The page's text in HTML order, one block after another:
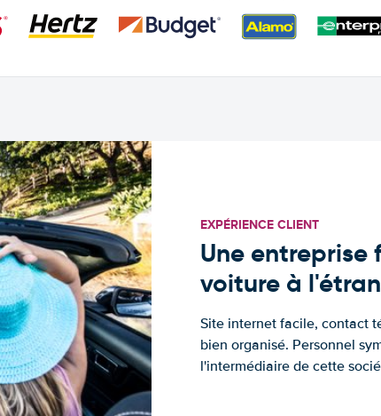
EXPÉRIENCE CLIENT
Une entreprise
voiture à
Site internet facile, contact
bien organisé. Personnel
l'intermédiaire de cette